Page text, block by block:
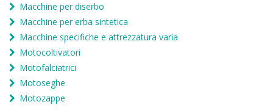
Macchine per diserbo
Macchine per erba sintetica
Macchine specifiche e attrezzatura varia
Motocoltivatori
Motofalciatrici
Motoseghe
Motozappe